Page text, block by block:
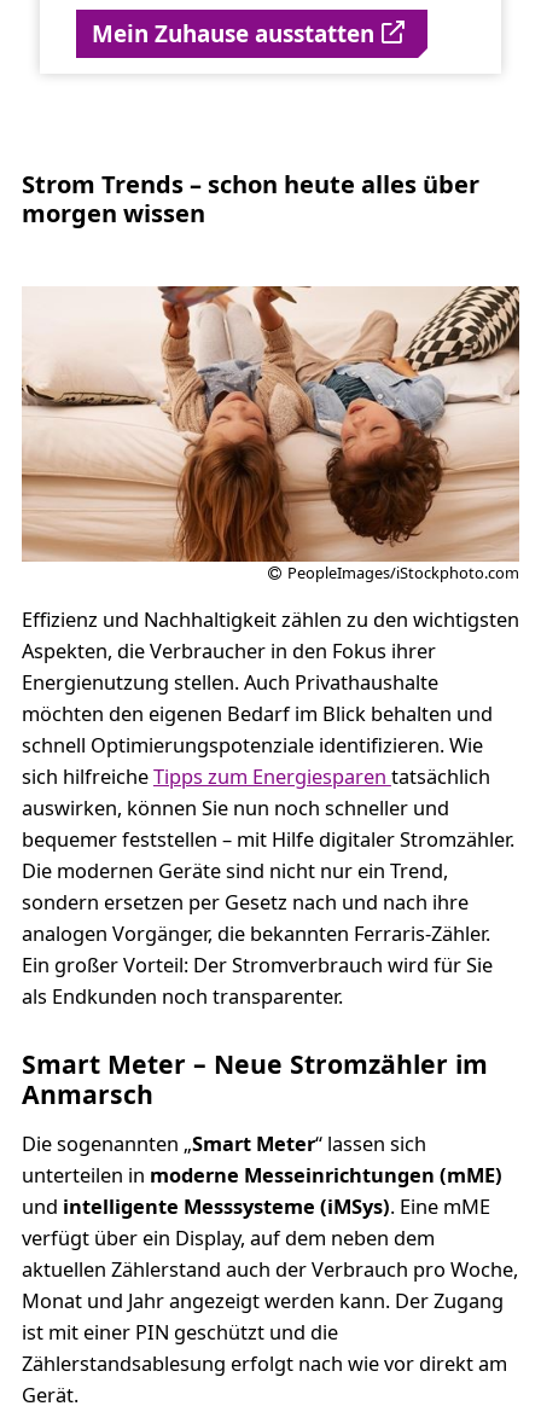
Mein Zuhause ausstatten
Strom Trends – schon heute alles über
morgen wissen
PeopleImages/iStockphoto.com
Effizienz und Nachhaltigkeit zählen zu den wichtigsten
Aspekten, die Verbraucher in den Fokus ihrer
Energienutzung stellen. Auch Privathaushalte
möchten den eigenen Bedarf im Blick behalten und
schnell Optimierungspotenziale identifizieren. Wie
sich hilfreicheTipps zum Energiesparen tatsächlich
auswirken, können Sie nun noch schneller und
bequemer feststellen – mit Hilfe digitaler Stromzähler.
Die modernen Geräte sind nicht nur ein Trend,
sondern ersetzen per Gesetz nach und nach ihre
analogen Vorgänger, die bekannten Ferraris-Zähler.
Ein großer Vorteil: Der Stromverbrauch wird für Sie
als Endkunden noch transparenter.
Smart Meter – Neue Stromzähler im
Anmarsch
Die sogenannten „Smart Meter“ lassen sich
unterteilen in moderne Messeinrichtungen (mME)
und intelligente Messsysteme (iMSys). Eine mME
verfügt über ein Display, auf dem neben dem
aktuellen Zählerstand auch der Verbrauch pro Woche,
Monat und Jahr angezeigt werden kann. Der Zugang
ist mit einer PIN geschützt und die
Zählerstandsablesung erfolgt nach wie vor direkt am
Gerät.